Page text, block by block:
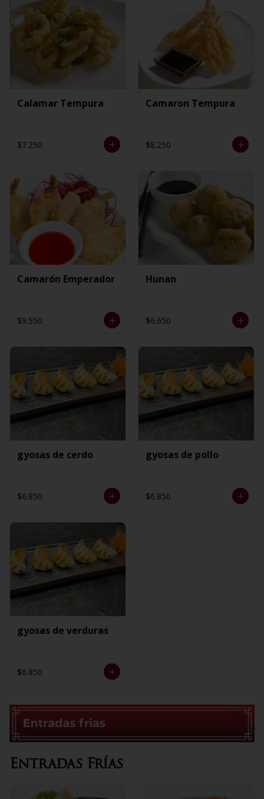
Calamar Tempura
$7.250
Camaron Tempura
$8.250
Camarón Emperador
$9.550
Hunan
$6.650
gyosas de cerdo
$6.850
gyosas de pollo
$6.850
gyosas de verduras
$6.850
Entradas Frías